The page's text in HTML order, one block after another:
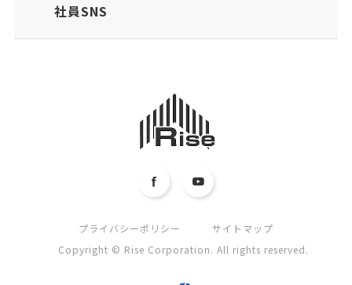
社員SNS
プライバシーポリシー
サイトマップ
Copyright © Rise Corporation. All rights reserved.